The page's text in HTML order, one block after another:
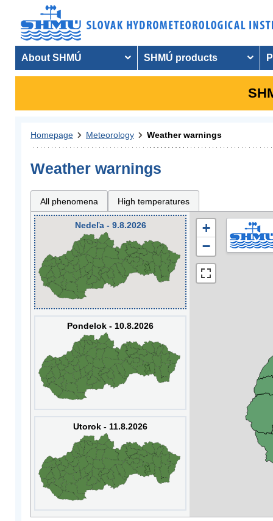
About SHMÚ SHMÚ products
Homepage Meteorology Weather warnings
Weather warnings
All phenomena High temperatures
Nedeľa - 9.8.2026
Pondelok - 10.8.2026
Utorok - 11.8.2026
+
−